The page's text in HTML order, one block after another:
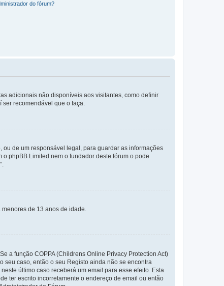
do fórum?
adicionais não disponíveis aos visitantes, como definir
ser recomendável que o faça.
de um responsável legal, para guardar as informações
phpBB Limited nem o fundador deste fórum o pode
de 13 anos de idade.
a função COPPA (Childrens Online Privacy Protection Act)
seu caso, então o seu Registo ainda não se encontra
último caso receberá um email para esse efeito. Esta
ter escrito incorretamente o endereço de email ou então